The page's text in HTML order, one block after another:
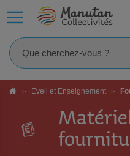
Eveil et Enseignement